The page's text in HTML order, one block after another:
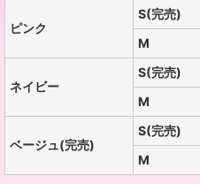
ピンク
S(完売)
M
ネイビー
S(完売)
M
ベージュ(完売)
S(完売)
M